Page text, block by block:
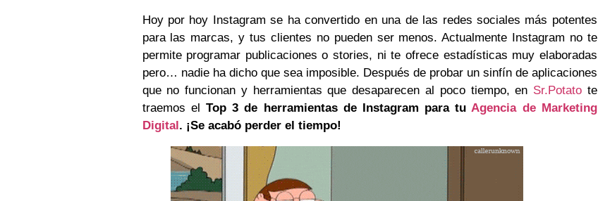
Hoy por hoy Instagram se ha convertido en una de las redes sociales más potentes
para las marcas, y tus clientes no pueden ser menos. Actualmente Instagram no te
permite programar publicaciones o stories, ni te ofrece estadísticas muy elaboradas
pero… nadie ha dicho que sea imposible. Después de probar un sinfín de aplicaciones
que no funcionan y herramientas que desaparecen al poco tiempo, en Sr.Potato te
traemos el Top 3 de herramientas de Instagram para tuAgencia de Marketing
Digital. ¡Se acabó perder el tiempo!